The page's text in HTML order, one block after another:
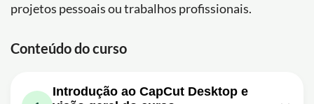
projetos pessoais ou trabalhos profissionais.
Conteúdo do curso
Introdução ao CapCut Desktop e